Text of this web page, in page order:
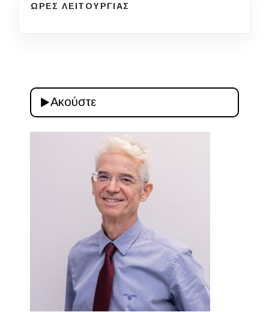
ΩΡΕΣ ΛΕΙΤΟΥΡΓΙΑΣ
Ακούστε